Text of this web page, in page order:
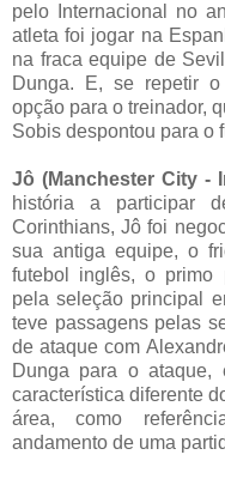
pelo Internacional no
atleta foi jogar na
na fraca equipe de
Dunga. E, se repetir
opção para o treinador,
Sobis despontou para o
Jô (Manchester City -
história a participar
Corinthians, Jô foi
sua antiga equipe, o
futebol inglês, o primo
pela seleção principal
teve passagens pelas
de ataque com
Dunga para o ataque,
característica diferente
área, como
andamento de uma